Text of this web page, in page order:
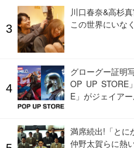
川口春奈&高杉
この世界にいな
グローグー証明
OP UP STORE
E」がジェイア
満席続出!「とに
仲野太賀らに熱